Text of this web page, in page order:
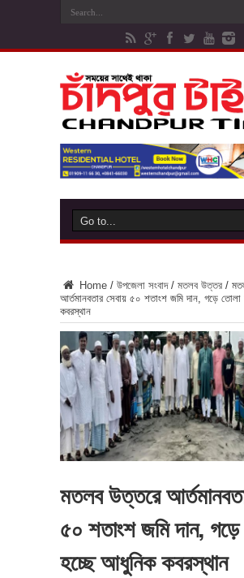
Home / উপজেলা সংবাদ / মতলব উত্তর /
আর্তমানবতার সেবায় ৫০ শতাংশ জমি দান, গড়ে
কবরস্থান
মতলব উত্তরে
৫০ শতাংশ জমি দান,
হচ্ছে আধুনিক কবরস্থান